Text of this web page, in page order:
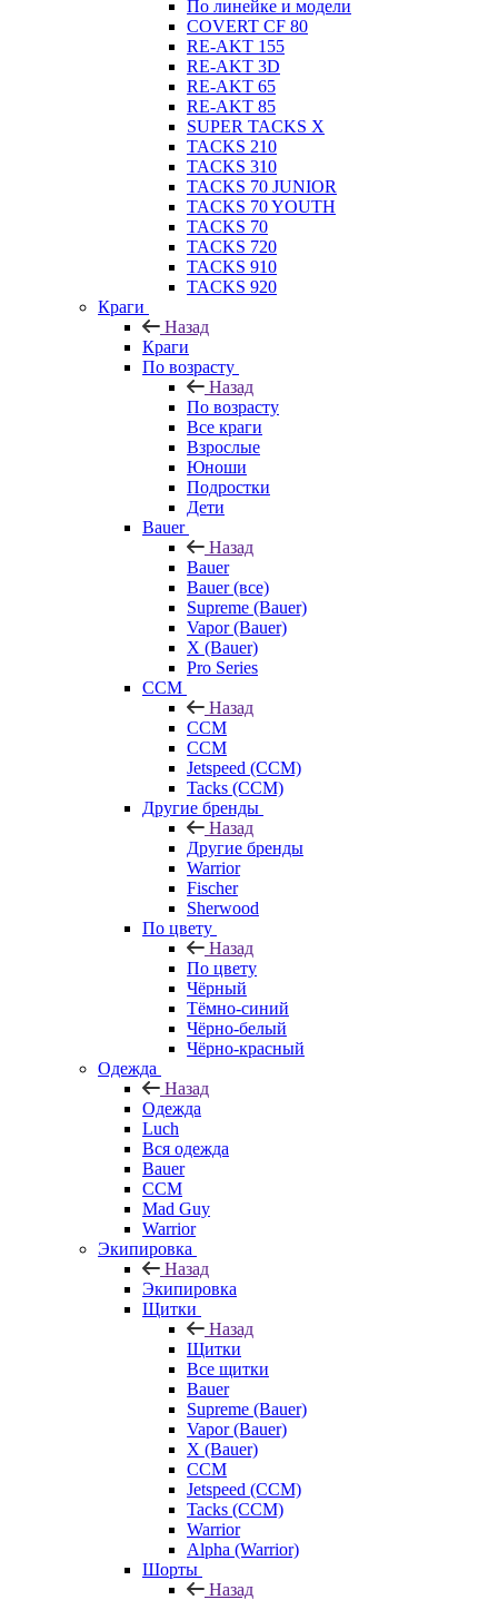
По линейке и модели
COVERT CF 80
RE-AKT 155
RE-AKT 3D
RE-AKT 65
RE-AKT 85
SUPER TACKS X
TACKS 210
TACKS 310
TACKS 70 JUNIOR
TACKS 70 YOUTH
TACKS 70
TACKS 720
TACKS 910
TACKS 920
Краги
Назад
Краги
По возрасту
Назад
По возрасту
Все краги
Взрослые
Юноши
Подростки
Дети
Bauer
Назад
Bauer
Bauer (все)
Supreme (Bauer)
Vapor (Bauer)
X (Bauer)
Pro Series
CCM
Назад
CCM
CCM
Jetspeed (CCM)
Tacks (CCM)
Другие бренды
Назад
Другие бренды
Warrior
Fischer
Sherwood
По цвету
Назад
По цвету
Чёрный
Тёмно-синий
Чёрно-белый
Чёрно-красный
Одежда
Назад
Одежда
Luch
Вся одежда
Bauer
CCM
Mad Guy
Warrior
Экипировка
Назад
Экипировка
Щитки
Назад
Щитки
Все щитки
Bauer
Supreme (Bauer)
Vapor (Bauer)
X (Bauer)
CCM
Jetspeed (CCM)
Tacks (CCM)
Warrior
Alpha (Warrior)
Шорты
Назад